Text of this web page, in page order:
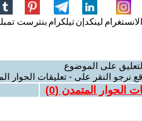
الانستغرام لينكدإنتيلكرام بنترست
على الموضوع
نرجو النقر على - تعليقات الحوار
الحوار المتمدن (0
)